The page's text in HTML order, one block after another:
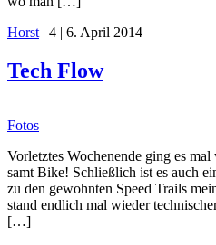
Horst | 4 | 6. April 2014
Tech Flow
Fotos
Vorletztes Wochenende ging es
samt Bike! Schließlich ist es auch
zu den gewohnten Speed Trails
stand endlich mal wieder
[…]